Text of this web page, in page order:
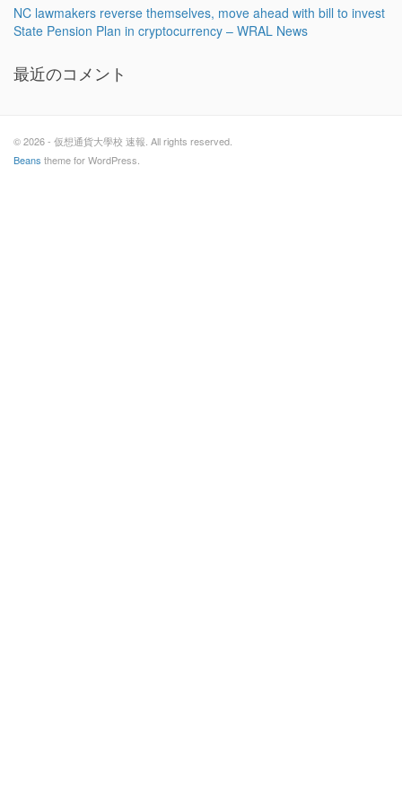
NC lawmakers reverse themselves, move ahead with bill to invest
State Pension Plan in cryptocurrency – WRAL News
最近のコメント
© 2026 - 仮想通貨大學校 速報. All rights reserved.
Beans theme for WordPress.